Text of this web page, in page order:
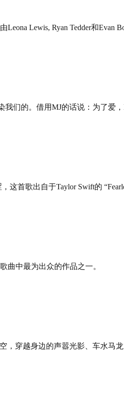
Lewis, Ryan Tedder和Evan
们的。借用MJ的话说：为了爱
首歌出自于Taylor Swift的
曲中最为出众的作品之一。
，穿越身边的声嚣光影、车水马